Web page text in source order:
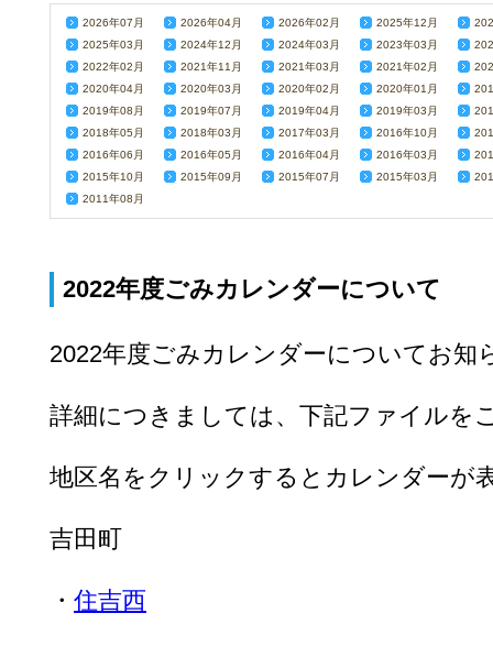
2026年07月 2026年04月 2026年02月 2025年12月
2025年03月
2024年12月 2024年03月 2023年03月
2022年02月
2021年11月 2021年03月 2021年02月
2020年04月
2020年03月 2020年02月 2020年01月
2019年08月
2019年07月 2019年04月 2019年03月
2018年05月
2018年03月 2017年03月 2016年10月
2016年06月
2016年05月 2016年04月 2016年03月
2015年10月
2015年09月 2015年07月 2015年03月
2011年08月
2022年度ごみカレンダーについて
2022年度ごみカレンダーについてお知
詳細につきましては、下記ファイルを
地区名をクリックするとカレンダーが
吉田町
・ 住吉西